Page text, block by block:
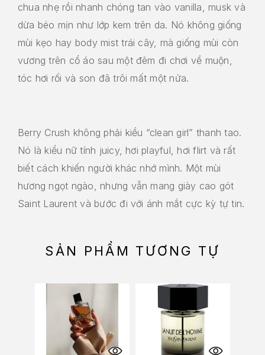
chua nhẹ rồi nhanh chóng tan vào vanilla, musk và
dừa béo mịn như lớp kem trên da. Nó không giống
mùi kẹo hay body mist trái cây, mà giống mùi còn
vương trên cổ áo sau một đêm đi chơi về muộn,
tóc hơi rối và son đã trôi mất một nửa.
Berry Crush không phải kiểu “clean girl” thanh tao.
Nó là kiểu nữ tính juicy, hơi playful, hơi flirt và rất
biết cách khiến người khác nhớ mình. Một mùi
hương ngọt ngào, nhưng vẫn mang giày cao gót
Saint Laurent và bước đi với ánh mắt cực kỳ tự tin.
SẢN PHẨM TƯƠNG TỰ